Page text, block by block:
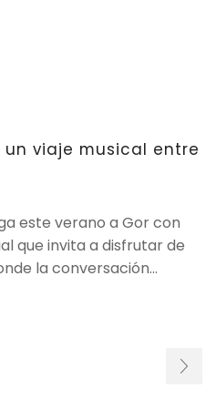
un viaje musical entre
este verano a Gor con
que invita a disfrutar de
la conversación...